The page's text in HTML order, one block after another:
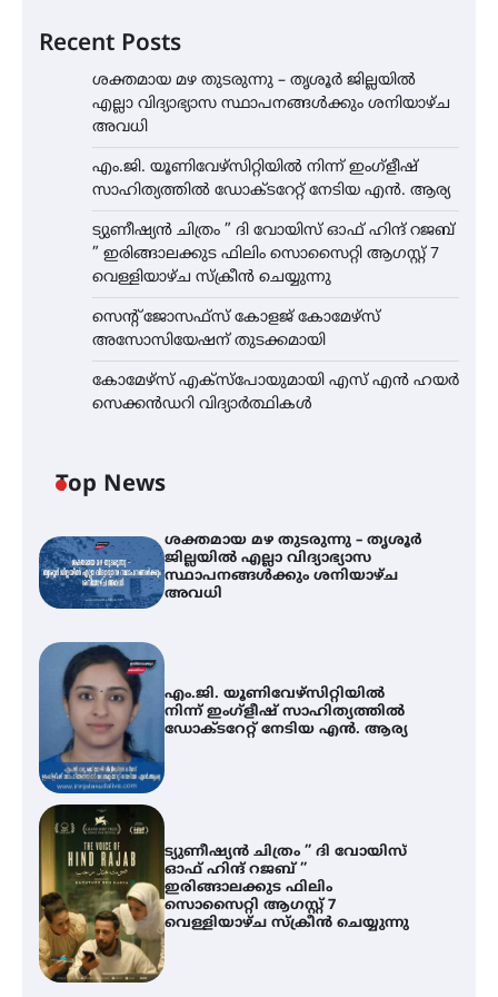
Recent Posts
ശക്തമായ മഴ തുടരുന്നു – തൃശൂർ ജില്ലയിൽ
എല്ലാ വിദ്യാഭ്യാസ സ്ഥാപനങ്ങൾക്കും ശനിയാഴ്ച
അവധി
എം.ജി. യൂണിവേഴ്‌സിറ്റിയിൽ നിന്ന് ഇംഗ്ളീഷ്
സാഹിത്യത്തിൽ ഡോക്ടറേറ്റ് നേടിയ എൻ. ആര്യ
ട്യുണീഷ്യൻ ചിത്രം ” ദി വോയിസ് ഓഫ് ഹിന്ദ് റജബ്
” ഇരിങ്ങാലക്കുട ഫിലിം സൊസൈറ്റി ആഗസ്റ്റ് 7
വെള്ളിയാഴ്ച സ്‌ക്രീൻ ചെയ്യുന്നു
സെന്റ് ജോസഫ്സ് കോളജ് കോമേഴ്‌സ്
അസോസിയേഷന് തുടക്കമായി
കോമേഴ്സ് എക്സ്പോയുമായി എസ് എൻ ഹയർ
സെക്കൻഡറി വിദ്യാർത്ഥികൾ
Top News
ശക്തമായ മഴ തുടരുന്നു – തൃശൂർ
ജില്ലയിൽ എല്ലാ വിദ്യാഭ്യാസ
സ്ഥാപനങ്ങൾക്കും ശനിയാഴ്ച
അവധി
എം.ജി. യൂണിവേഴ്‌സിറ്റിയിൽ
നിന്ന് ഇംഗ്ളീഷ് സാഹിത്യത്തിൽ
ഡോക്ടറേറ്റ് നേടിയ എൻ. ആര്യ
ട്യുണീഷ്യൻ ചിത്രം ” ദി വോയിസ്
ഓഫ് ഹിന്ദ് റജബ് ”
ഇരിങ്ങാലക്കുട ഫിലിം
സൊസൈറ്റി ആഗസ്റ്റ് 7
വെള്ളിയാഴ്ച സ്‌ക്രീൻ ചെയ്യുന്നു